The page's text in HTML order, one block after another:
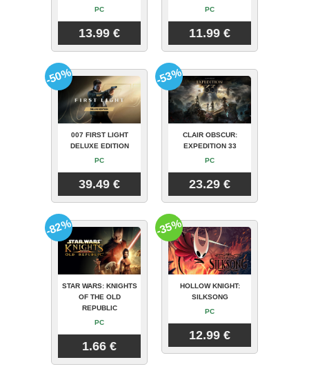
PC
13.99 €
PC
11.99 €
007 FIRST LIGHT
DELUXE EDITION
PC
39.49 €
-50%
CLAIR OBSCUR:
EXPEDITION 33
PC
23.29 €
-53%
STAR WARS: KNIGHTS
OF THE OLD
REPUBLIC
PC
1.66 €
-82%
HOLLOW KNIGHT:
SILKSONG
PC
12.99 €
-35%